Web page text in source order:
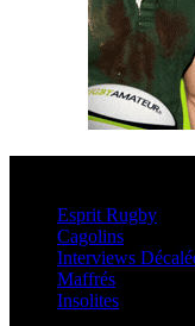
Esprit Rugby
Cagolins
Interviews
Maffrés
Insolites